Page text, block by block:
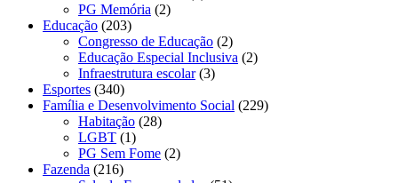
PG Memória (2)
Educação (203)
Congresso de Educação (2)
Educação Especial Inclusiva (2)
Infraestrutura escolar(3)
Esportes (340)
Família e Desenvolvimento Social (229)
Habitação (28)
LGBT (1)
PG Sem Fome (2)
Fazenda (216)